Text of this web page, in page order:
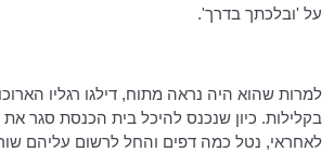
על 'ובלכתך בדרך'.
למרות שהוא היה נראה מתוח, דילגו רגליו
בקלילות. כיון שנכנס להיכל בית הכנסת סגר
לאחראי, נטל כמה דפים והחל לרשום עליהם